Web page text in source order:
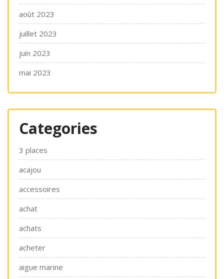
août 2023
juillet 2023
juin 2023
mai 2023
Categories
3 places
acajou
accessoires
achat
achats
acheter
aigue marine